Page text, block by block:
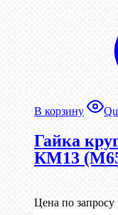
В корзину
Гайка
КМ13
Цена по запросу